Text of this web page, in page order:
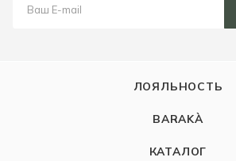
ЛОЯЛЬНОСТЬ
BARAKÀ
КАТАЛОГ